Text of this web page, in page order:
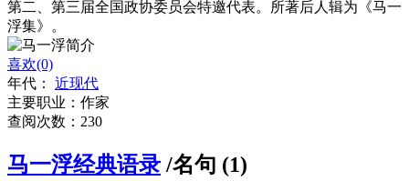
第二、第三届全国政协委员会特邀代表。所著后人辑为《马一
浮集》。
喜欢(0)
年代： 近现代
主要职业：作家
查阅次数：230
马一浮经典语录 /名句 (1)